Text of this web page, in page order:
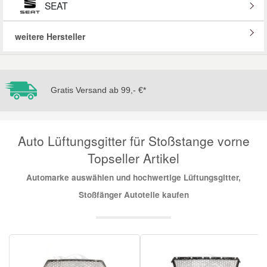
SEAT
weitere Hersteller
Gratis Versand ab 99,- €*
Auto Lüftungsgitter für Stoßstange vorne
Topseller Artikel
Automarke auswählen und hochwertige Lüftungsgitter,
Stoßfänger Autoteile kaufen
Mini Ersatzteile
Nissan Ersatzteile
Porsche Ersatzteile
Skoda Ersatzteile